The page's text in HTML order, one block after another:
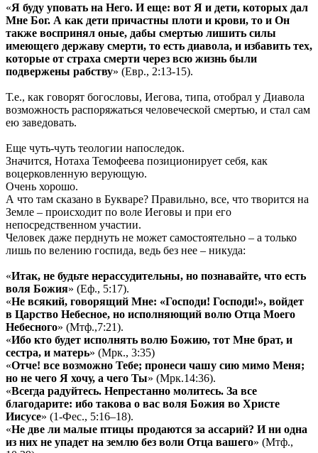
«Я буду уповать на Него. И еще: вот Я и дети, которых дал
Мне Бог. А как дети причастны плоти и крови, то и Он
также воспринял оные, дабы смертью лишить силы
имеющего державу смерти, то есть диавола, и избавить тех,
которые от страха смерти через всю жизнь были
подвержены рабству» (Евр., 2:13-15).
Т.е., как говорят богословы, Иегова, типа, отобрал у Диавола
возможность распоряжаться человеческой смертью, и стал сам
ею заведовать.
Еще чуть-чуть теологии напоследок.
Значится, Нотаха Темофеева позиционирует себя, как
воцерковленную верующую.
Очень хорошо.
А что там сказано в Букваре? Правильно, все, что творится на
Земле – происходит по воле Иеговы и при его
непосредственном участии.
Человек даже перднуть не может самостоятельно – а только
лишь по велению госпида, ведь без нее – никуда:
«Итак, не будьте нерассудительны, но познавайте, что есть
воля Божия» (Еф., 5:17).
«Не всякий, говорящий Мне: «Господи! Господи!», войдет
в Царство Небесное, но исполняющий волю Отца Моего
Небесного» (Мтф.,7:21).
«Ибо кто будет исполнять волю Божию, тот Мне брат, и
сестра, и матерь» (Мрк., 3:35)
«Отче! все возможно Тебе; пронеси чашу сию мимо Меня;
но не чего Я хочу, а чего Ты» (Мрк.14:36).
«Всегда радуйтесь. Непрестанно молитесь. За все
благодарите: ибо такова о вас воля Божия во Христе
Иисусе» (1-Фес., 5:16–18).
«Не две ли малые птицы продаются за ассарий? И ни одна
из них не упадет на землю без воли Отца вашего» (Мтф.,